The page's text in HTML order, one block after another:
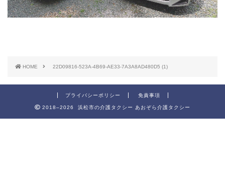
HOME 22D09816-523A-4B69-AE33-7A3A8AD480D5 (1)
プライバシーポリシー 免責事項
2018–2026 浜松市の介護タクシー あおぞら介護タクシー